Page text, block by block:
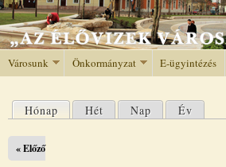
Városunk Önkormányzat E-ügyintézés
Elsődleges fülek
Hónap (aktív fül)
Hét Nap Év
« Előző